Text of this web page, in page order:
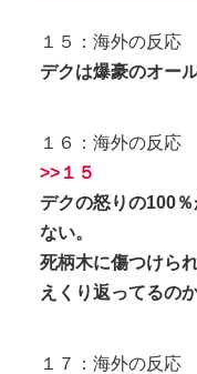
１５：海外の反応
デクは爆豪のオー
１６：海外の反応
>>１５
デクの怒りの100
ない。
死柄木に傷つけら
えくり返ってるのか
１７：海外の反応